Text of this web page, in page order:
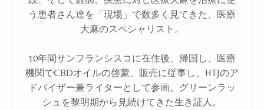
う患者さん達を「現場」で数多く見てきた、医療
大麻のスペシャリスト。
10年間サンフランシスコに在住後、帰国し、医療
機関でCBDオイルの啓蒙、販売に従事し、HTJのア
ドバイザー兼ライターとして参画。グリーンラッ
シュを黎明期から見続けてきた生き証人。